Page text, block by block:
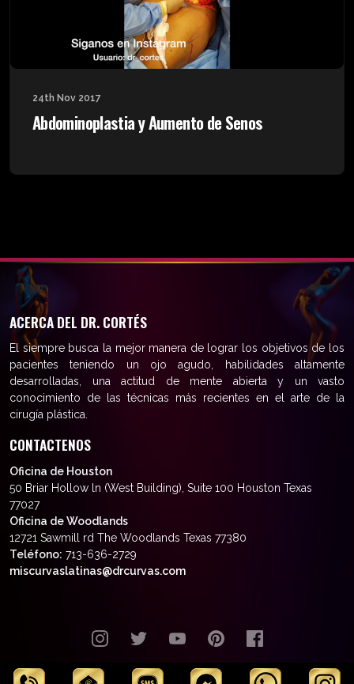
24th Nov 2017
Abdominoplastia y Aumento de Senos
ACERCA DEL DR. CORTÉS
El siempre busca la mejor manera de lograr los objetivos de los
pacientes teniendo un ojo agudo, habilidades altamente
desarrolladas, una actitud de mente abierta y un vasto
conocimiento de las técnicas más recientes en el arte de la
cirugía plástica.
CONTACTENOS
Oficina de Houston
50 Briar Hollow ln (West Building), Suite 100 Houston Texas
77027
Oficina de Woodlands
12721 Sawmill rd The Woodlands Texas 77380
Teléfono: 713-636-2729
miscurvaslatinas@drcurvas.com
© Wilberto Cortés M.D. Todos los
derechos reservados.